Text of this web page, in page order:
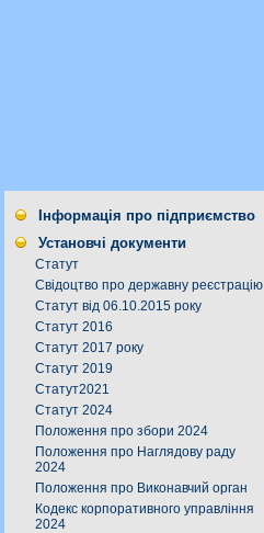
Інформація про підприємство
Установчі документи
Статут
Свідоцтво про державну реєстрацію
Статут від 06.10.2015 року
Статут 2016
Статут 2017 року
Статут 2019
Статут2021
Статут 2024
Положення про збори 2024
Положення про Наглядову раду
2024
Положення про Виконавчий орган
Кодекс корпоративного управління
2024